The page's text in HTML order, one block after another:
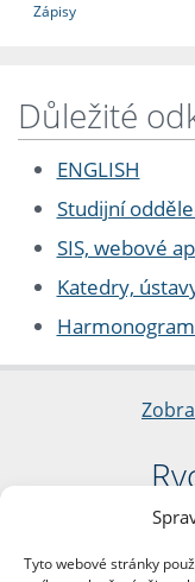
Tyto webové stránky
Zápisy
Důležité
ENGLISH
Studijní
SIS, webové
Katedry,